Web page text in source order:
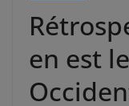
en est